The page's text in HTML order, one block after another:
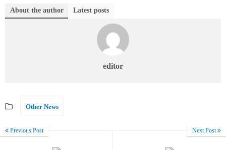
About the author Latest posts
editor
Other News
Previous Post Next Post